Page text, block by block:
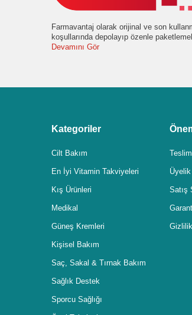
Farmavantaj olarak orijinal ve son
koşullarında depolayıp özenle
Devamını Gör
Kategoriler
Cilt Bakım
En İyi Vitamin Takviyeleri
Kış Ürünleri
Medikal
Güneş Kremleri
Kişisel Bakım
Saç, Sakal & Tırnak Bakım
Sağlık Destek
Sporcu Sağlığı
Satış